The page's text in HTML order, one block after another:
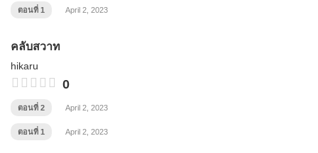
ตอนที่ 1 April 2, 2023
คลับสวาท
hikaru
0
ตอนที่ 2 April 2, 2023
ตอนที่ 1 April 2, 2023